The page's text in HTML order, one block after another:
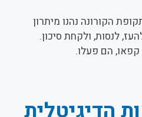
הקורונה נהנו מיתרון
לנסות, ולקחת סיכון.
הם פעלו.
הדיגיטלית